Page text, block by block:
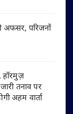
अफसर, परिजनों
हॉरमुज़
तनाव पर
अहम वार्ता